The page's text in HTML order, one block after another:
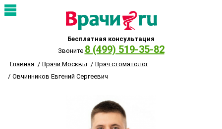
Бесплатная консультация
Звоните 8 (499) 519-35-82
Главная Врачи Москвы
Врач стоматолог
Овчинников Евгений Сергеевич